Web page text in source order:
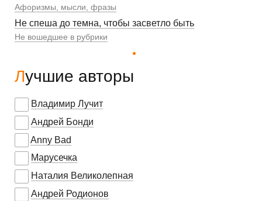
Афоризмы, мысли, фразы
Не спеша до темна, чтобы засветло быть
Не вошедшее в рубрики
Лучшие авторы
Владимир Лучит
Андрей Бонди
Anny Bad
Марусечка
Наталия Великолепная
Андрей Родионов